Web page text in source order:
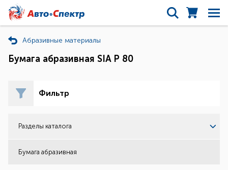
Абразивные материалы
Бумага абразивная SIA Р 80
Фильтр
Разделы каталога
Бумага абразивная